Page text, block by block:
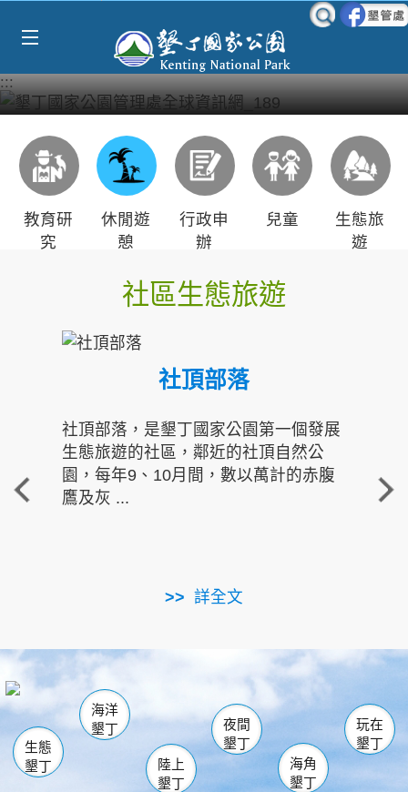
:::
教育研
究
休閒遊
憩
行政申
辦
兒童
生態旅
遊
社區生態旅遊
社頂部落
社頂部落，是墾丁國家公園第一個發展
生態旅遊的社區，鄰近的社頂自然公
園，每年9、10月間，數以萬計的赤腹
鷹及灰 ...
詳全文
重
走進
南仁湖
海生館
恆春 佳樂水
龍鑾潭自然中心 森林遊樂區
瓊麻館
關山 墾管處遊客中心
社頂公園 風吹沙
船帆石
白砂 龍磐公園
香蕉灣
砂島
鵝鑾鼻
生態
墾丁
海洋
墾丁
陸上
墾丁
夜間
墾丁
海角
墾丁
玩在
墾丁